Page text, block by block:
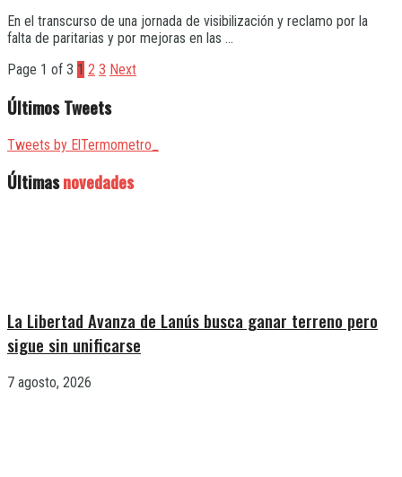
En el transcurso de una jornada de visibilización y reclamo por la
falta de paritarias y por mejoras en las ...
Page 1 of 3 1 2 3 Next
Últimos Tweets
Tweets by ElTermometro_
Últimasnovedades
La Libertad Avanza de Lanús busca ganar terreno pero
sigue sin unificarse
7 agosto, 2026